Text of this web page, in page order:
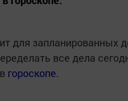
для запланированных
все дела
гороскопе.